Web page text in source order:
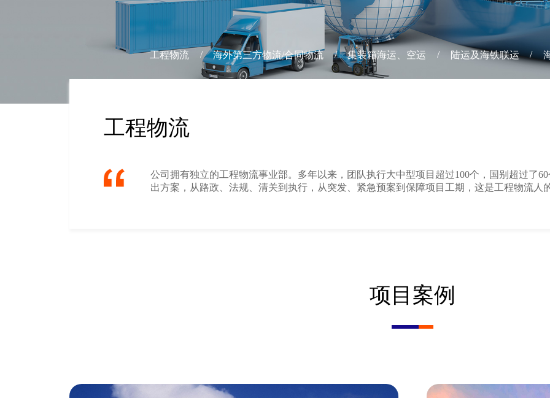
工程物流 / 海外第三方物流/合同物流 / 集装箱海运、空运 / 陆运及海铁联运 /
工程物流
公司拥有独立的工程物流事业部。多年以来，团队执行大中型项目超过100个，国别超过了
出方案，从路政、法规、清关到执行，从突发、紧急预案到保障项目工期，这是工程物流人
项目案例